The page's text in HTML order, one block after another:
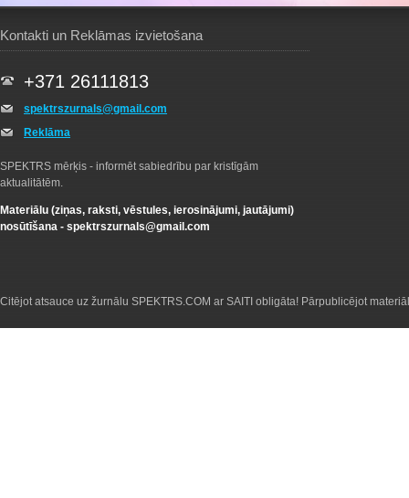
Kontakti un Reklāmas izvietošana
+371 26111813
spektrszurnals@gmail.com
Reklāma
SPEKTRS mērķis - informēt sabiedrību par kristīgām
aktualitātēm.
Materiālu (ziņas, raksti, vēstules, ierosinājumi, jautājumi)
nosūtīšana - spektrszurnals@gmail.com
Citējot atsauce uz žurnālu SPEKTRS.COM ar SAITI obligāta! Pārpublicējot